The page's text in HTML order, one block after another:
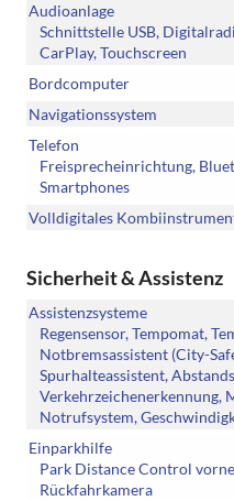
Audioanlage
Schnittstelle USB,
CarPlay, Touchscreen
Bordcomputer
Navigationssystem
Telefon
Freisprecheinrichtung,
Smartphones
Volldigitales
Sicherheit & Assistenz
Assistenzsysteme
Regensensor, Tempomat,
Notbremsassistent (City-
Spurhalteassistent,
Verkehrzeichenerkennung,
Notrufsystem,
Einparkhilfe
Park Distance Control
Rückfahrkamera